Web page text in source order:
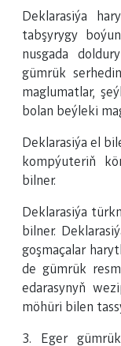
Deklarasiýa
tabşyrygy
nusgada
gümrük
maglumatlar,
bolan beýleki
Deklarasiýa el
kompýuteriň
bilner.
Deklarasiýa
bilner.
goşmaçalar
de gümrük
edarasynyň
möhüri bilen
3. Eger